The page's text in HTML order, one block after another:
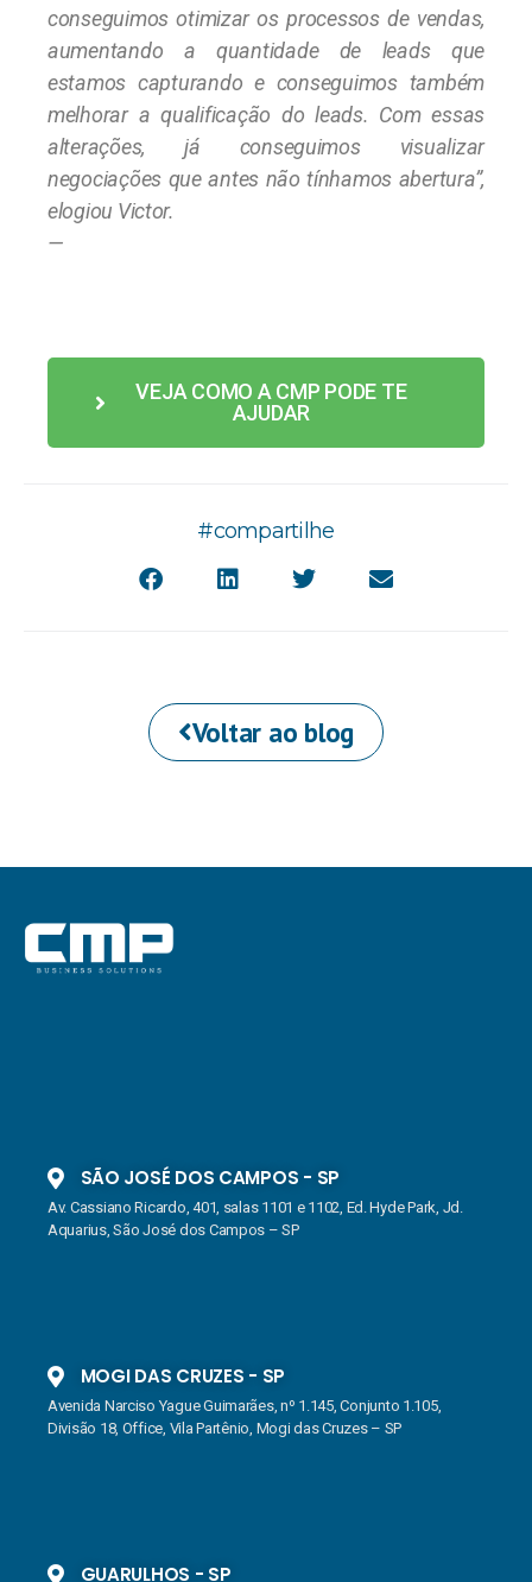
conseguimos otimizar os processos de vendas,
aumentando a quantidade de leads que
estamos capturando e conseguimos também
melhorar a qualificação do leads. Com essas
alterações, já conseguimos visualizar
negociações que antes não tínhamos abertura”,
elogiou Victor.
—
VEJA COMO A CMP PODE TE
AJUDAR
#compartilhe
Voltar ao blog
SÃO JOSÉ DOS CAMPOS - SP
Av. Cassiano Ricardo, 401, salas 1101 e 1102, Ed. Hyde Park, Jd.
Aquarius, São José dos Campos – SP
MOGI DAS CRUZES - SP
Avenida Narciso Yague Guimarães, nº 1.145, Conjunto 1.105,
Divisão 18, Office, Vila Partênio, Mogi das Cruzes – SP
GUARULHOS - SP